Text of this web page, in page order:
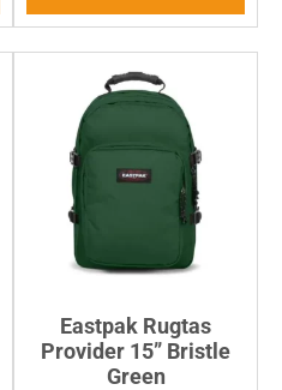
Eastpak Rugtas
Provider 15” Bristle
Green